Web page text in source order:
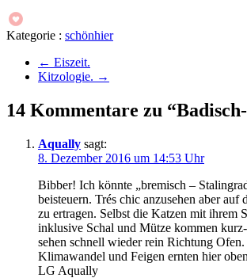
Kategorie : schönhier
← Eiszeit.
Kitzologie. →
14 Kommentare zu
Aqually sagt:
8. Dezember 2016 um 14:53 Uhr
Bibber! Ich könnte „bremisch –
beisteuern. Trés chic anzusehen aber auf
zu ertragen. Selbst die Katzen mit ihrem
inklusive Schal und Mütze kommen
sehen schnell wieder rein Richtung
Klimawandel und Feigen ernten hier
LG Aqually